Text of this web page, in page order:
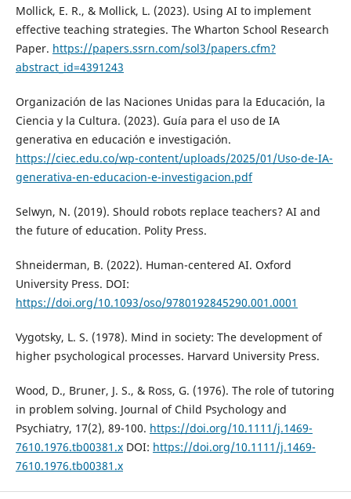
Mollick, E. R., & Mollick, L. (2023). Using AI to implement
effective teaching strategies. The Wharton School Research
Paper. https://papers.ssrn.com/sol3/papers.cfm?
abstract_id=4391243
Organización de las Naciones Unidas para la Educación, la
Ciencia y la Cultura. (2023). Guía para el uso de IA
generativa en educación e investigación.
https://ciec.edu.co/wp-content/uploads/2025/01/Uso-de-IA-
generativa-en-educacion-e-investigacion.pdf
Selwyn, N. (2019). Should robots replace teachers? AI and
the future of education. Polity Press.
Shneiderman, B. (2022). Human-centered AI. Oxford
University Press. DOI:
https://doi.org/10.1093/oso/9780192845290.001.0001
Vygotsky, L. S. (1978). Mind in society: The development of
higher psychological processes. Harvard University Press.
Wood, D., Bruner, J. S., & Ross, G. (1976). The role of tutoring
in problem solving. Journal of Child Psychology and
Psychiatry, 17(2), 89-100. https://doi.org/10.1111/j.1469-
7610.1976.tb00381.xDOI: https://doi.org/10.1111/j.1469-
7610.1976.tb00381.x